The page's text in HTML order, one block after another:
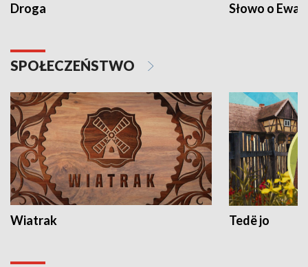
Droga Słowo o
SPOŁECZEŃSTWO
Wiatrak Tedë jo